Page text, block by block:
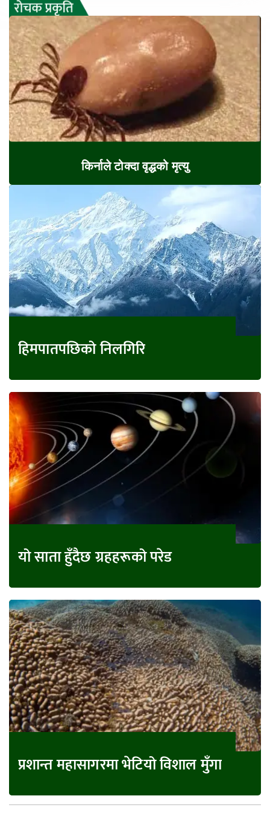
किर्नाले टोक्दा वृद्धको मृत्यु
हिमपातपछिको निलगिरि
यो साता हुँदैछ ग्रहहरूको परेड
प्रशान्त महासागरमा भेटियो विशाल मुँगा